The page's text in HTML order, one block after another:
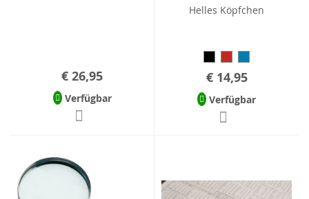
€ 26,95
Verfügbar
Helles Köpfchen
€ 14,95
Verfügbar